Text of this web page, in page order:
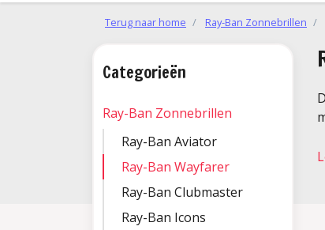
Terug naar home Ray-Ban Zonnebrillen
Categorieën
Ray-Ban Zonnebrillen
Ray-Ban Aviator
Ray-Ban Wayfarer
Ray-Ban Clubmaster
Ray-Ban Icons